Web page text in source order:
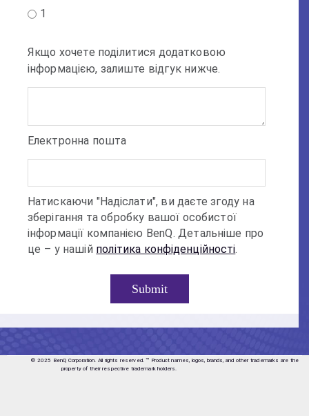
1
Якщо хочете поділитися додатковою
інформацією, залиште відгук нижче.
Електронна пошта
Натискаючи "Надіслати", ви даєте згоду на
зберігання та обробку вашої особистої
інформації компанією BenQ. Детальніше про
це – у нашій політика конфіденційності.
© 2025 BenQ Corporation. All rights reserved.™ Product names, logos, brands, and other trademarks are the
property of their respective trademark holders.